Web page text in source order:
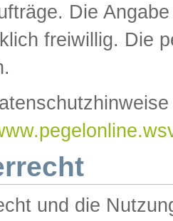
Die
freiwillig. Die
und die